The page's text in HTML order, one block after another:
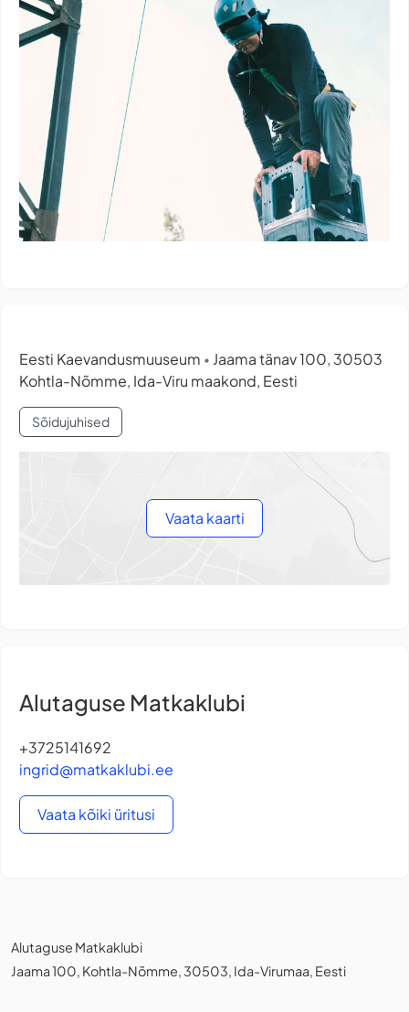
Eesti Kaevandusmuuseum • Jaama tänav 100, 30503
Kohtla-Nõmme, Ida-Viru maakond, Eesti
Sõidujuhised
Vaata kaarti
Alutaguse Matkaklubi
+3725141692
ingrid@matkaklubi.ee
Vaata kõiki üritusi
Alutaguse Matkaklubi
Jaama 100, Kohtla-Nõmme, 30503, Ida-Virumaa, Eesti